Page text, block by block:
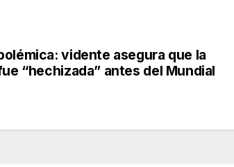
vidente asegura que la
“hechizada” antes del Mundial